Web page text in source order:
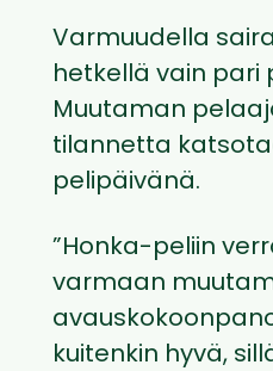
Varmuudella
hetkellä vain pari
Muutaman
tilannetta
pelipäivänä.
”Honka-peliin
varmaan
kuitenkin hyvä,